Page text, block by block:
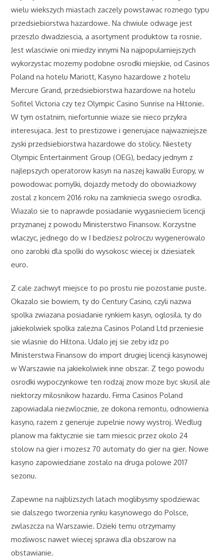
wielu wiekszych miastach zaczely powstawac roznego typu
przedsiebiorstwa hazardowe. Na chwiule odwage jest
przeszlo dwadziescia, a asortyment produktow ta rosnie.
Jest wlasciwie oni miedzy innymi Na najpopularniejszych
wykorzystac mozemy podobne osrodki miejskie, od Casinos
Poland na hotelu Mariott, Kasyno hazardowe z hotelu
Mercure Grand, przedsiebiorstwa hazardowe na hotelu
Sofitel Victoria czy tez Olympic Casino Sunrise na Hiltonie.
W tym ostatnim, niefortunnie wiaze sie nieco przykra
interesujaca. Jest to prestizowe i generujace najwazniejsze
zyski przedsiebiorstwa hazardowe do stolicy. Niestety
Olympic Entertainment Group (OEG), bedacy jednym z
najlepszych operatorow kasyn na naszej kawalki Europy, w
powodowac pomylki, dojazdy metody do obowiazkowy
zostal z koncem 2016 roku na zamkniecia swego osrodka.
Wiazalo sie to naprawde posiadanie wygasnieciem licencji
przyznanej z powodu Ministerstwo Finansow. Korzystne
wlaczyc, jednego do w I bedziesz polroczu wygenerowalo
ono zarobki dla spolki do wysokosc wiecej ix dziesiatek
euro.
Z cale zachwyt miejsce to po prostu nie pozostanie puste.
Okazalo sie bowiem, ty do Century Casino, czyli nazwa
spolka zwiazana posiadanie rynkiem kasyn, oglosila, ty do
jakiekolwiek spolka zalezna Casinos Poland Ltd przeniesie
sie wlasnie do Hiltona. Udalo jej sie zeby idz po
Ministerstwa Finansow do import drugiej licencji kasynowej
w Warszawie na jakiekolwiek inne obszar. Z tego powodu
osrodki wypoczynkowe ten rodzaj znow moze byc skusil ale
niektorzy milosnikow hazardu. Firma Casinos Poland
zapowiadala niezwlocznie, ze dokona remontu, odnowienia
kasyno, razem z generuje zupelnie nowy wystroj. Wedlug
planow ma faktycznie sie tam miescic przez okolo 24
stolow na gier i mozesz 70 automaty do gier na gier. Nowe
kasyno zapowiedziane zostalo na druga polowe 2017
sezonu.
Zapewne na najblizszych latach moglibysmy spodziewac
sie dalszego tworzenia rynku kasynowego do Polsce,
zwlaszcza na Warszawie. Dzieki temu otrzymamy
mozliwosc nawet wiecej sprawa dla obszarow na
obstawianie.